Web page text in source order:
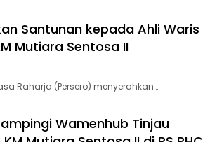
Santunan kepada Ahli Waris
Mutiara Sentosa II
Raharja (Persero) menyerahkan…
Wamenhub Tinjau